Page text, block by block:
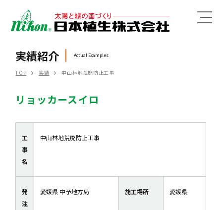
MENU
実績紹介 Actual Examples
TOP 実績 中山林地荒廃防止工事
リョッカースイロ
工
事
名
中山林地荒廃防止工事
発
注
愛媛県 中予地方局 施工場所 愛媛県